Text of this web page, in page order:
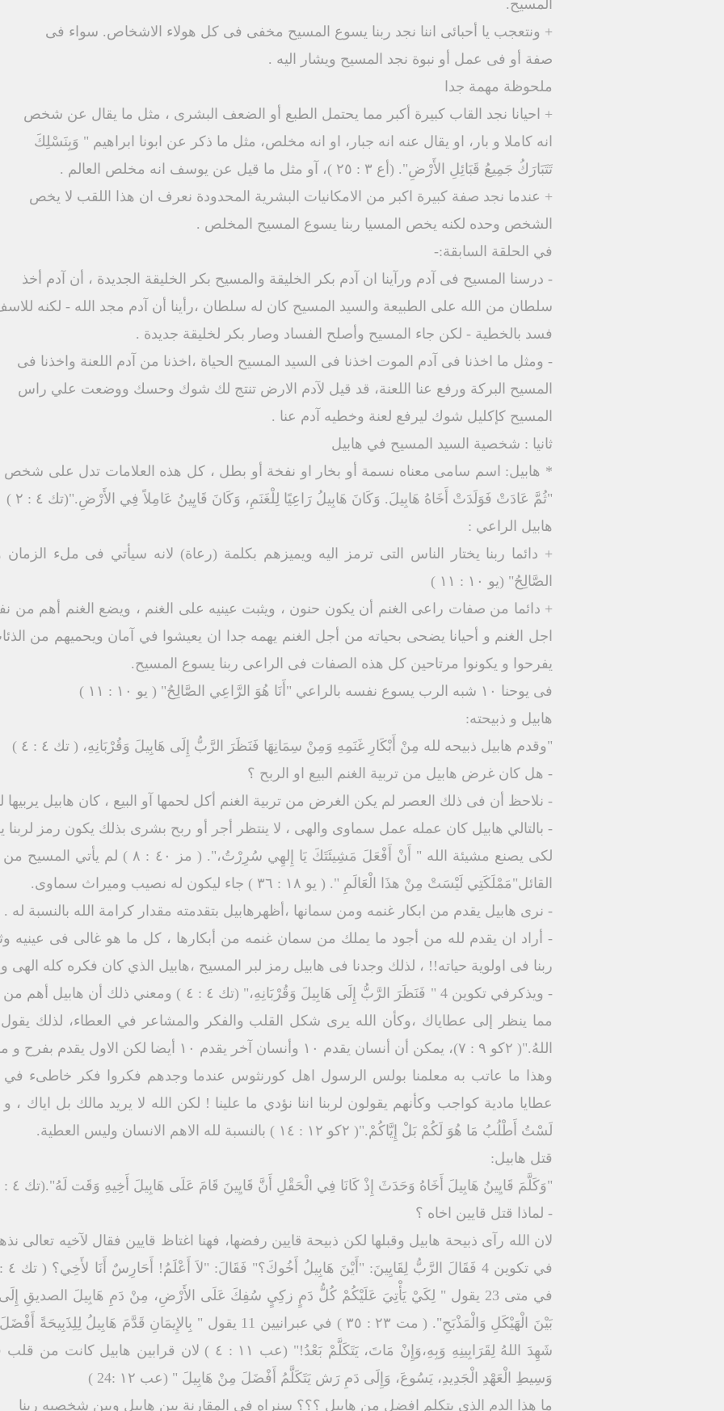
المسيح.
+ ونتعجب يا أحبائى اننا نجد ربنا يسوع المسيح مخفى فى كل هولاء الاشخاص. سواء فى
صفة أو فى عمل أو نبوة نجد المسيح ويشار اليه .
ملحوظة مهمة جدا
+ احيانا نجد القاب كبيرة أكبر مما يحتمل الطبع أو الضعف البشرى ، مثل ما يقال عن شخص
انه كاملا و بار، او يقال عنه انه جبار، او انه مخلص، مثل ما ذكر عن ابونا ابراهيم " وَبِنَسْلِكَ
تَتَبَارَكُ جَمِيعُ قَبَائِلِ الأَرْضِ". (أع ٣ : ٢٥ )، آو مثل ما قيل عن يوسف انه مخلص العالم .
+ عندما نجد صفة كبيرة اكبر من الامكانيات البشرية المحدودة نعرف ان هذا اللقب لا يخص
الشخص وحده لكنه يخص المسيا ربنا يسوع المسيح المخلص .
في الحلقة السابقة:-
- درسنا المسيح فى آدم ورآينا ان آدم بكر الخليقة والمسيح بكر الخليقة الجديدة ، أن آدم أخذ
سلطان من الله على الطبيعة والسيد المسيح كان له سلطان ،رأينا أن آدم مجد الله - لكنه
فسد بالخطية - لكن جاء المسيح وأصلح الفساد وصار بكر لخليقة جديدة .
- ومثل ما اخذنا فى آدم الموت اخذنا فى السيد المسيح الحياة ،اخذنا من آدم اللعنة واخذنا فى
المسيح البركة ورفع عنا اللعنة، قد قيل لآدم الارض تنتج لك شوك وحسك ووضعت علي راس
المسيح كإكليل شوك ليرفع لعنة وخطيه آدم عنا .
ثانيا : شخصية السيد المسيح في هابيل
"ثُمَّ عَادَتْ فَوَلَدَتْ أَخَاهُ هَابِيلَ. وَكَانَ هَابِيلُ رَاعِيًا لِلْغَنَمِ، وَكَانَ قَايِينُ عَامِلاً فِي الأَرْضِ."(تك ٤ : ٢ )
هابيل الراعي :
+ دائما ربنا يختار الناس التى ترمز اليه ويميزهم بكلمة (رعاة) لانه سيأتي فى ملء
الصَّالِحُ" (يو ١٠ : ١١ )
+ دائما من صفات راعى الغنم أن يكون حنون ، ويثبت عينيه على الغنم ، ويضع الغنم أهم من
اجل الغنم و أحيانا يضحى بحياته من أجل الغنم يهمه جدا ان يعيشوا في آمان ويحميهم من
يفرحوا و يكونوا مرتاحين كل هذه الصفات فى الراعى ربنا يسوع المسيح.
فى يوحنا ١٠ شبه الرب يسوع نفسه بالراعي "أَنَا هُوَ الرَّاعِي الصَّالِحُ" ( يو ١٠ : ١١ )
هابيل و ذبيحته:
"وقدم هابيل ذبيحه لله مِنْ أَبْكَارِ غَنَمِهِ وَمِنْ سِمَانِهَا فَنَظَرَ الرَّبُّ إِلَى هَابِيلَ وَقُرْبَانِهِ، ( تك ٤ : ٤ )
- هل كان غرض هابيل من تربية الغنم البيع او الربح ؟
- نلاحظ أن فى ذلك العصر لم يكن الغرض من تربية الغنم أكل لحمها آو البيع ، كان هابيل يربيها
- بالتالي هابيل كان عمله عمل سماوی والهى ، لا ينتظر أجر أو ربح بشرى بذلك يكون رمز لربنا
لكى يصنع مشيئة الله " أَنْ أَفْعَلَ مَشِيئَتَكَ يَا
القائل"مَمْلَكَتِي لَيْسَتْ مِنْ هذَا الْعَالَمِ ". ( يو ١٨ : ٣٦ ) جاء ليكون له نصيب وميراث سماوی.
- نرى هابيل يقدم من ابكار غنمه ومن سمانها ،أظهرهابيل بتقدمته مقدار كرامة الله بالنسبة له .
- أراد ان يقدم لله من أجود ما يملك من سمان غنمه من أبكارها ، كل ما هو غالى فى عينيه
ربنا فى اولوية حياته!! ، لذلك وجدنا فى هابيل رمز لبر المسيح ،هابيل الذي كان فكره كله الهى
- ويذكرفي تكوين 4 " فَنَظَرَ الرَّبُّ إِلَى هَابِيلَ وَقُرْبَانِهِ،" (تك ٤ :
مما ينظر إلى عطاياك ،وكأن الله يرى شكل القلب والفكر والمشاعر في العطاء، لذلك
اللهُ."( ٢كو ٩ : ٧)، يمكن أن أنسان يقدم ١٠ وأنسان آخر يقدم ١٠ أيضا لكن الاول يقدم بفرح و مسرة و سرور.
وهذا ما عاتب به معلمنا بولس الرسول اهل كورنثوس عندما وجدهم فكروا فكر خاطىء في
عطايا مادية كواجب وكأنهم يقولون لربنا اننا نؤدي ما علينا ! لكن الله لا يريد مالك بل اياك
لَسْتُ أَطْلُبُ مَا هُوَ لَكُمْ بَلْ إِيَّاكُمْ."( ٢كو ١٢ : ١٤ ) بالنسبة لله الاهم الانسان وليس العطية.
قتل هابيل:
"وَكَلَّمَ قَايِينُ هَابِيلَ أَخَاهُ وَحَدَثَ إِذْ كَانَا فِي الْحَقْلِ أَنَّ قَايِينَ قَامَ عَلَى هَابِيلَ أَخِيهِ وَقَت لَهُ".(تك ٤ : ٨ )
- لماذا قتل قايين اخاه ؟
لان الله رآى ذبيحة هابيل وقبلها لكن ذبيحة قايين رفضها، فهنا اغتاظ قايين فقال لآخيه
في متى 23 يقول " لِكَيْ يَأْتِيَ عَلَيْكُمْ كُلُّ دَمٍ زكِيٍ سُفِكَ عَلَى الأَرْضِ، مِنْ دَمِ هَابِيلَ الصديقِ
بَيْنَ الْهَيْكَلِ وَالْمَذْبَحِ". ( مت ٢٣ : ٣٥ ) في عبرانيين 11 يقول " بِالإِيمَانِ
وَسِيطِ الْعَهْدِ الْجَدِيدِ، يَسُوعَ، وَإِلَى دَمِ رَش يَتَكَلَّمُ أَفْضَلَ مِنْ هَابِيلَ " (عب ١٢ :24 )
ما هذا الدم الذي يتكلم افضل من هابيل ؟؟؟ سنراه في المقارنة بين هابيل وبين شخصيه ربنا